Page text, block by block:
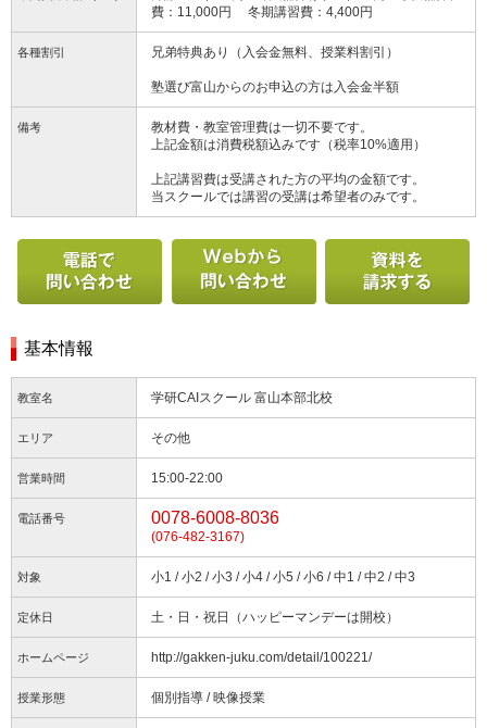
費：11,000円 冬期講習費：4,400円
各種割引 兄弟特典あり（入会金無料、授業料割引）
塾選び富山からのお申込の方は入会金半額
備考
教材費・教室管理費は一切不要です。
上記金額は消費税額込みです（税率10%適用）
上記講習費は受講された方の平均の金額です。
当スクールでは講習の受講は希望者のみです。
基本情報
教室名 学研CAIスクール 富山本部北校
エリア その他
営業時間 15:00-22:00
電話番号 0078-6008-8036
(076-482-3167)
対象 小1 / 小2 / 小3 / 小4 / 小5 / 小6 / 中1 / 中2 / 中3
定休日 土・日・祝日（ハッピーマンデーは開校）
ホームページ http://gakken-juku.com/detail/100221/
授業形態 個別指導 / 映像授業